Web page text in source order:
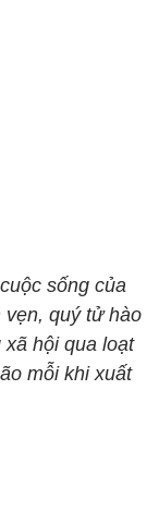
sống của
vẹn, quý tử hào
hội qua loạt
mỗi khi xuất